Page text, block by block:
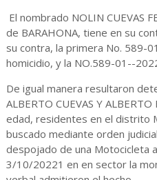
El nombrado NOLIN CUEVAS
de BARAHONA, tiene en su
su contra, la primera No. 589-
homicidio, y la NO.589-01--
De igual manera resultaron
ALBERTO CUEVAS Y
edad, residentes en el distrito
buscado mediante orden
despojado de una Motocicleta
3/10/20221 en en sector la